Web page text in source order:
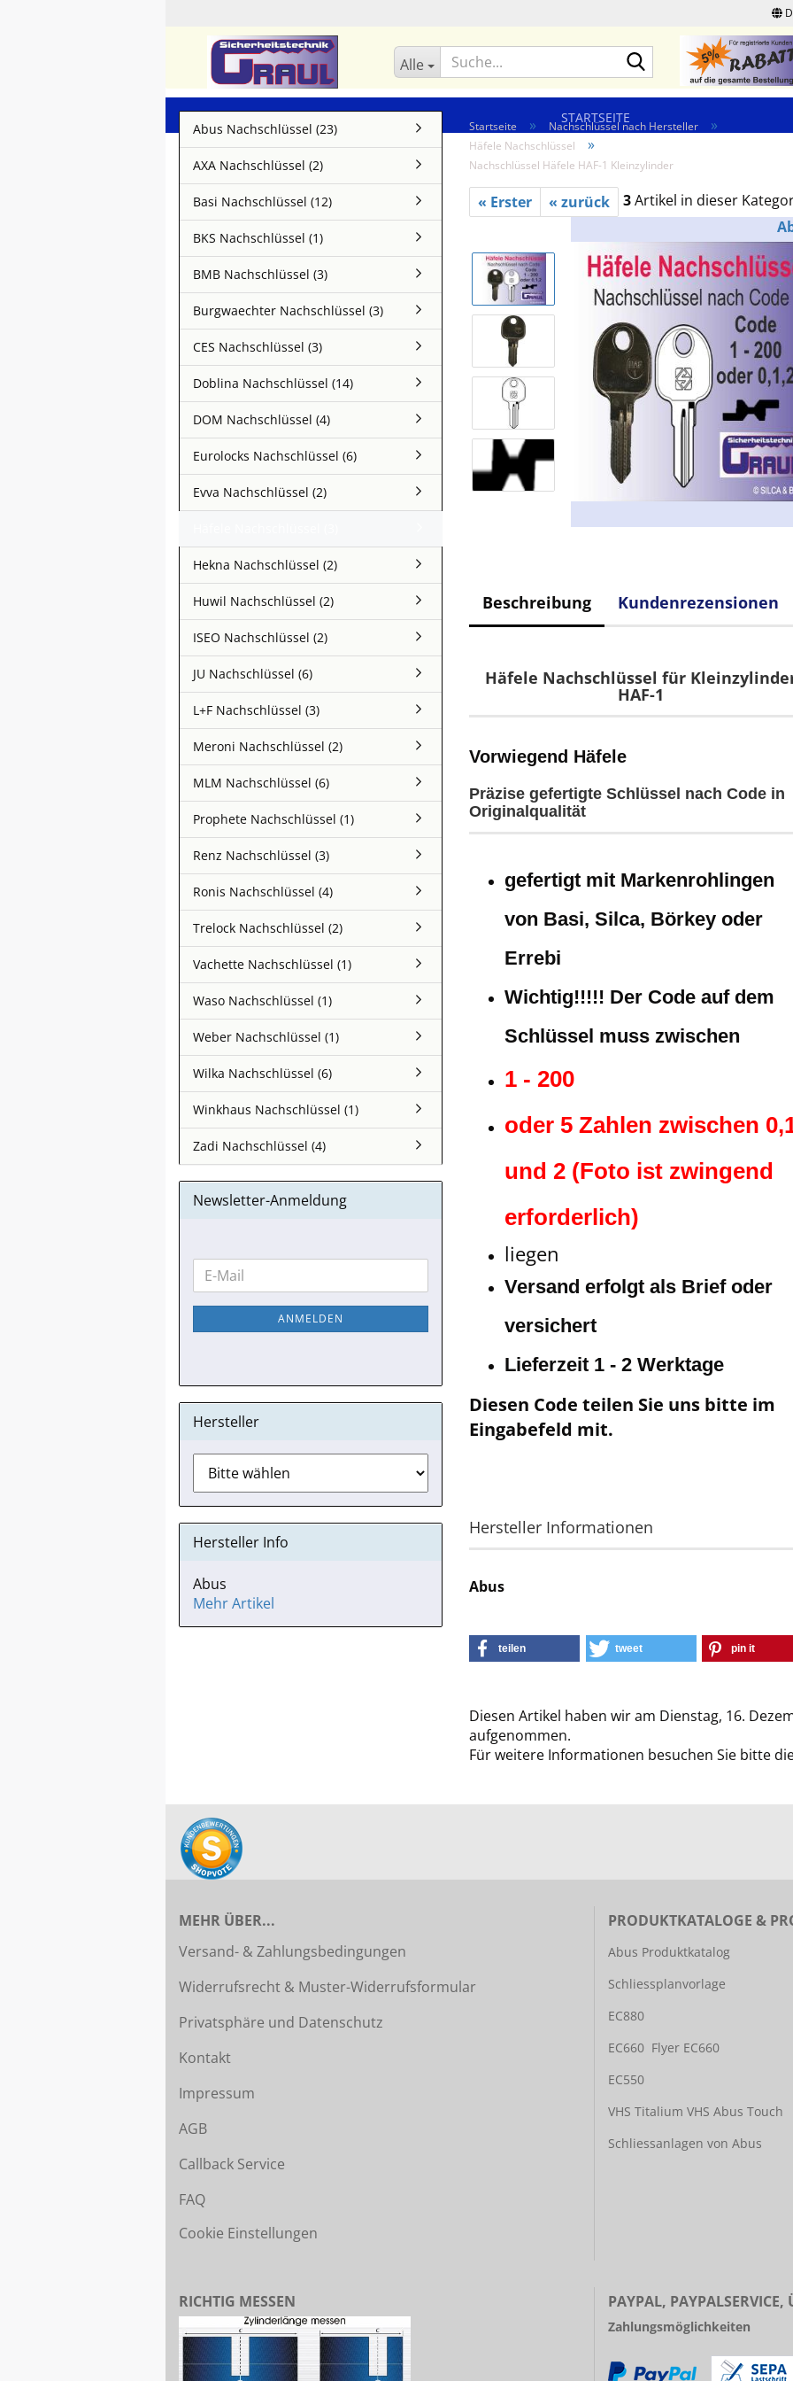
Alle Suche...
STARTSEITE
Startseite » Nachschlüssel nach Hersteller »
Häfele Nachschlüssel »
Nachschlüssel Häfele HAF-1 Kleinzylinder
« Erster « zurück 3Artikel in dieser
Beschreibung Kundenrezensionen
Häfele Nachschlüssel für
HAF-1
Vorwiegend Häfele
Präzise gefertigte Schlüssel nach Code in
Originalqualität
gefertigt mit Markenrohlingen
von Basi, Silca, Börkey oder
Errebi
Wichtig!!!!! Der Code auf dem
Schlüssel muss zwischen
1 - 200
oder 5 Zahlen zwischen
und 2 (Foto ist zwingend
erforderlich)
liegen
Versand erfolgt als Brief oder
versichert
Lieferzeit 1 - 2 Werktage
Diesen Code teilen Sie uns bitte im
Eingabefeld mit.
Hersteller Informationen
Abus
teilen tweet pin it
Diesen Artikel haben wir am Dienstag, 16.
aufgenommen.
Für weitere Informationen besuchen Sie bitte
Abus Nachschlüssel (23)
AXA Nachschlüssel (2)
Basi Nachschlüssel (12)
BKS Nachschlüssel (1)
BMB Nachschlüssel (3)
Burgwaechter Nachschlüssel (3)
CES Nachschlüssel (3)
Doblina Nachschlüssel (14)
DOM Nachschlüssel (4)
Eurolocks Nachschlüssel (6)
Evva Nachschlüssel (2)
Hekna Nachschlüssel (2)
Huwil Nachschlüssel (2)
ISEO Nachschlüssel (2)
JU Nachschlüssel (6)
L+F Nachschlüssel (3)
Meroni Nachschlüssel (2)
MLM Nachschlüssel (6)
Prophete Nachschlüssel (1)
Renz Nachschlüssel (3)
Ronis Nachschlüssel (4)
Trelock Nachschlüssel (2)
Vachette Nachschlüssel (1)
Waso Nachschlüssel (1)
Weber Nachschlüssel (1)
Wilka Nachschlüssel (6)
Winkhaus Nachschlüssel (1)
Zadi Nachschlüssel (4)
Newsletter-Anmeldung
WEITER
ZUR
NEWSLETTER-
ANMELDUNG
E-
Mail
ANMELDEN
Hersteller
Hersteller Info
Abus
Mehr Artikel
MEHR ÜBER...
Versand- & Zahlungsbedingungen
Widerrufsrecht & Muster-Widerrufsformular
Privatsphäre und Datenschutz
Kontakt
Impressum
AGB
Callback Service
FAQ
Cookie Einstellungen
PRODUKTKATALOGE &
Abus Produktkatalog
Schliessplanvorlage
EC880
EC660 Flyer EC660
EC550
VHS Titalium VHS Abus Touch
Schliessanlagen von Abus
RICHTIG MESSEN PAYPAL, PAYPALSERVICE,
Zahlungsmöglichkeiten